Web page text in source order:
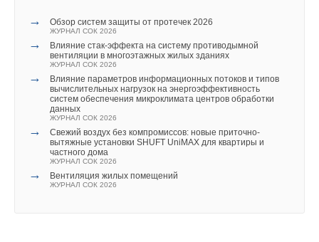
→ Обзор систем защиты от протечек 2026
ЖУРНАЛ СОК 2026
→
Влияние стак‑эффекта на систему противодымной
вентиляции в многоэтажных жилых зданиях
ЖУРНАЛ СОК 2026
→
Влияние параметров информационных потоков и типов
вычислительных нагрузок на энергоэффективность
систем обеспечения микроклимата центров обработки
данных
ЖУРНАЛ СОК 2026
→
Свежий воздух без компромиссов: новые приточно-
вытяжные установки SHUFT UniMAX для квартиры и
частного дома
ЖУРНАЛ СОК 2026
→ Вентиляция жилых помещений
ЖУРНАЛ СОК 2026